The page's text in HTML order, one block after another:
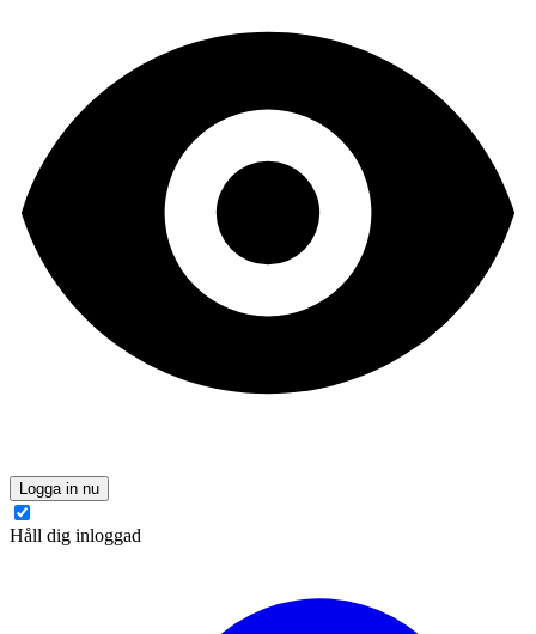
Logga in nu
Håll dig inloggad